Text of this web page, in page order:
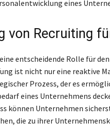
eines
von Recruiting
entscheidende Rolle für
ist nicht nur eine reaktive
Prozess, der es
eines Unternehmens
können Unternehmen
die zu ihrer